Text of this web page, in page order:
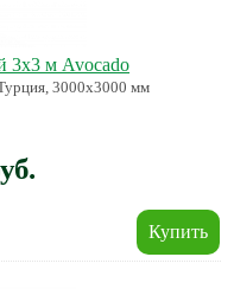
3х3 м Avocado
3000х3000 мм